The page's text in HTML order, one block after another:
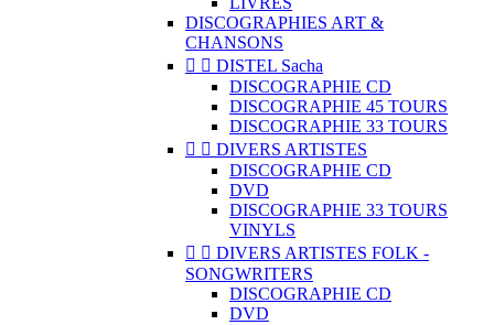
DISCOGRAPHIES ART &
CHANSONS
  DISTEL Sacha
DISCOGRAPHIE CD
DISCOGRAPHIE 45 TOURS
DISCOGRAPHIE 33 TOURS
  DIVERS ARTISTES
DISCOGRAPHIE CD
DVD
DISCOGRAPHIE 33 TOURS
VINYLS
  DIVERS ARTISTES FOLK -
SONGWRITERS
DISCOGRAPHIE CD
DVD